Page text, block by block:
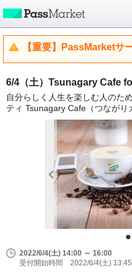
【重要】PassMarketサ
6/4（土）Tsunagary Cafe
自分らしく人生を楽しむ人のた
ティ Tsunagary Cafe（つながり
2022/6/4(土) 14:00 ～ 16:00
受付開始時間 2022/6/4(土) 13:45